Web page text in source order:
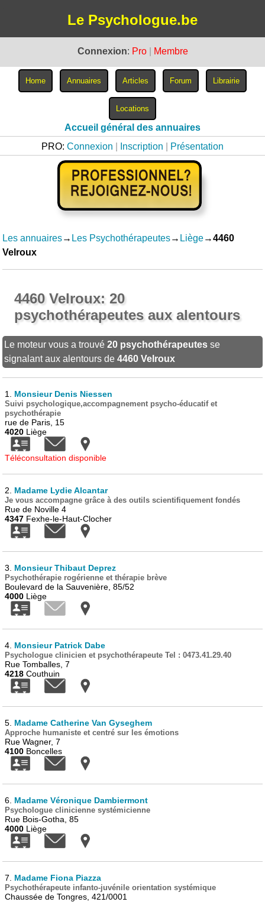
Le Psychologue.be
Connexion: Pro Membre
Accueil général des annuaires
PRO: Connexion Inscription Présentation
Les annuaires→ Les Psychothérapeutes→ Liège→4460
Velroux
4460 Velroux: 20
psychothérapeutes aux alentours
Le moteur vous a trouvé20 psychothérapeutes se
signalant aux alentours de4460 Velroux
1. Monsieur Denis Niessen
Suivi psychologique,accompagnement psycho-éducatif et
psychothérapie
rue de Paris, 15
4020 Liège
Téléconsultation disponible
2. Madame Lydie Alcantar
Je vous accompagne grâce à des outils scientifiquement fondés
Rue de Noville 4
4347 Fexhe-le-Haut-Clocher
3. Monsieur Thibaut Deprez
Psychothérapie rogérienne et thérapie brève
Boulevard de la Sauvenière, 85/52
4000 Liège
4. Monsieur Patrick Dabe
Psychologue clinicien et psychothérapeute Tel : 0473.41.29.40
Rue Tomballes, 7
4218 Couthuin
5. Madame Catherine Van Gyseghem
Approche humaniste et centré sur les émotions
Rue Wagner, 7
4100 Boncelles
6. Madame Véronique Dambiermont
Psychologue clinicienne systémicienne
Rue Bois-Gotha, 85
4000 Liège
7. Madame Fiona Piazza
Psychothérapeute infanto-juvénile orientation systémique
Chaussée de Tongres, 421/0001